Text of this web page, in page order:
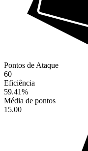
Pontos de Ataque
60
Eficiência
59.41%
Média de pontos
15.00